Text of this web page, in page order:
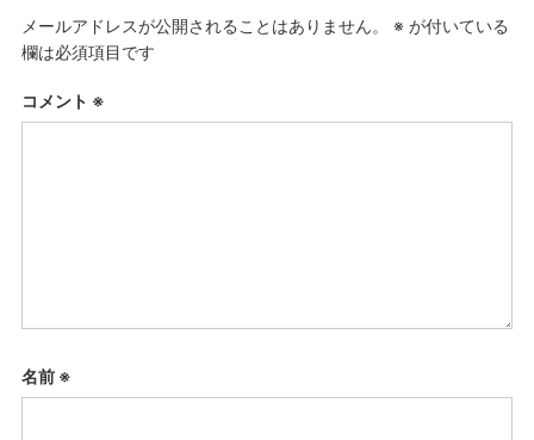
メールアドレスが公開されることはありません。 ※ が付いている
欄は必須項目です
コメント ※
名前 ※